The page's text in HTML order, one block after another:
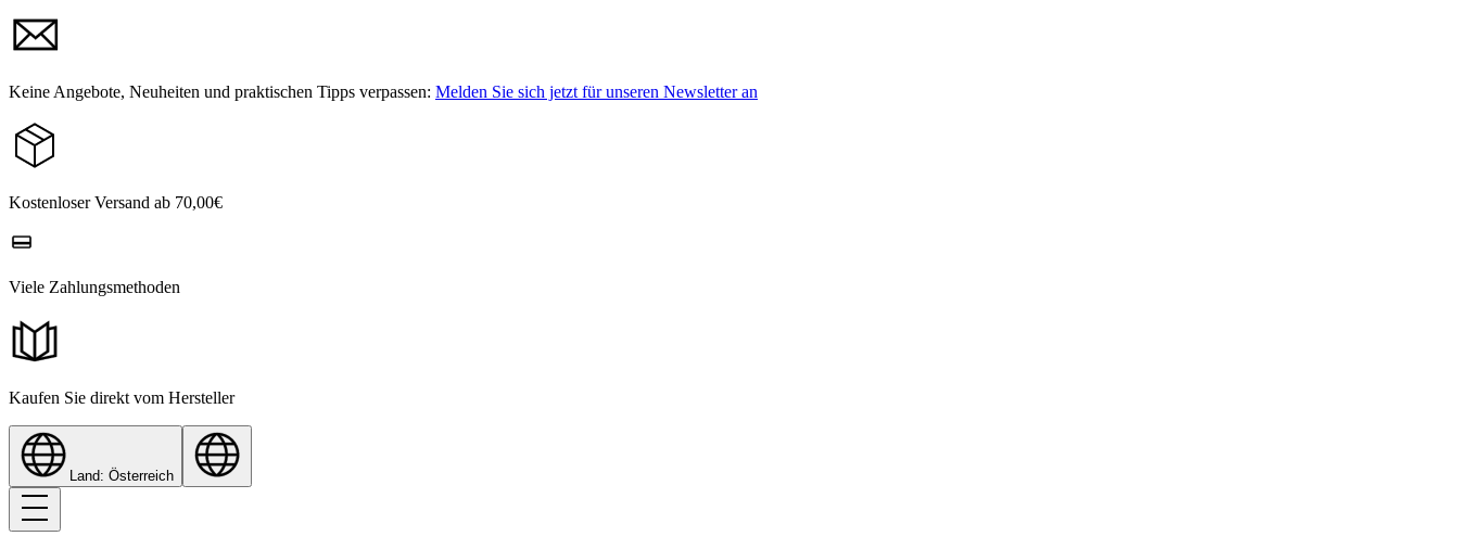
Keine Angebote, Neuheiten und praktischen Tipps verpassen: Melden Sie sich jetzt für unseren Newsletter an
Kostenloser Versand ab 70,00€
Viele Zahlungsmethoden
Kaufen Sie direkt vom Hersteller
Land: Österreich